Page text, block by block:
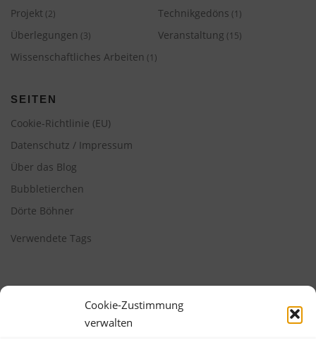
Cookie-Zustimmung
verwalten
Projekt (2) Technikgedöns (1)
Überlegungen (3) Veranstaltung (15)
Wissenschaftliches Arbeiten (1)
SEITEN
Cookie-Richtlinie (EU)
Datenschutz / Impressum
Über das Blog
Bubbletierchen
Dörte Böhner
Verwendete Tags